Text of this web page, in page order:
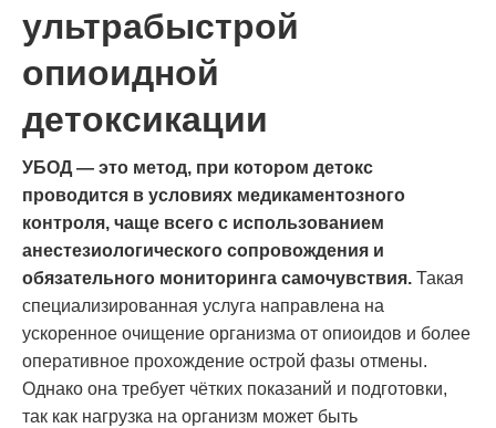
ультрабыстрой
опиоидной
детоксикации
УБОД — это метод, при котором детокс
проводится в условиях медикаментозного
контроля, чаще всего с использованием
анестезиологического сопровождения и
обязательного мониторинга самочувствия. Такая
специализированная услуга направлена на
ускоренное очищение организма от опиоидов и более
оперативное прохождение острой фазы отмены.
Однако она требует чётких показаний и подготовки,
так как нагрузка на организм может быть